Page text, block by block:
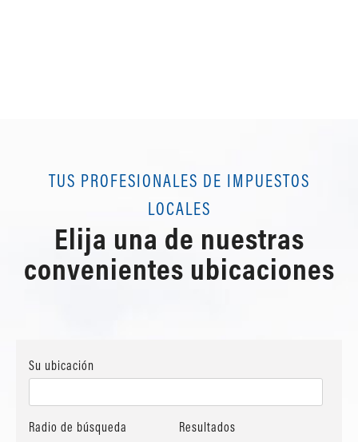
TUS PROFESIONALES DE IMPUESTOS
LOCALES
Elija una de nuestras
convenientes ubicaciones
Su ubicación
Radio de búsqueda Resultados